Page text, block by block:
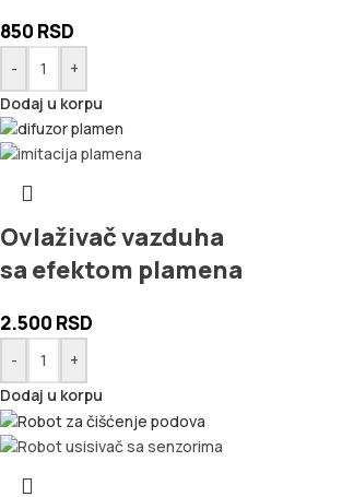
850 RSD
-
+
Dodaj u korpu
Ovlaživač vazduha
sa efektom plamena
2.500 RSD
-
+
Dodaj u korpu